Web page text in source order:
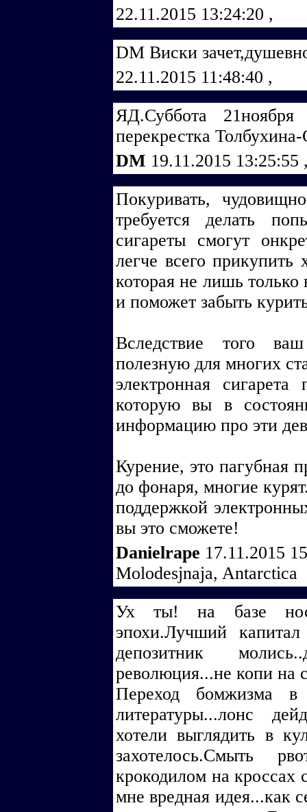
22.11.2015 13:24:20 ,
DM Виски
22.11.2015 11:48:40 ,
ЯД.Суббота
перекрестка
DM 19.11.2015 13:25:55
Покуривать,
требуется делать
сигареты смогут
легче всего прикупить
которая не лишь
и поможет забыть
Вследствие того
полезную для многих
электронная
которую вы в
информацию про эти
Курение, это пагубная
до фонаря, многие
поддержкой
вы это сможете!
Danielrape 17.11.2015
Molodesjnaja, Antarctica
Ух ты! на базе
эпохи.Лучший
депозитник
революция...не копи на
Переход бомжизма в
литературы...лонс
хотели выглядить в
захотелось.Смыть
крокодилом на кроссах
мне вредная идея...как